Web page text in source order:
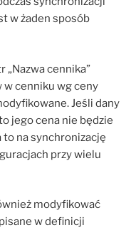
w żaden sposób
cennika”
cenniku wg ceny
Jeśli dany
jego cena nie będzie
to na synchronizację
przy wielu
modyfikować
w definicji